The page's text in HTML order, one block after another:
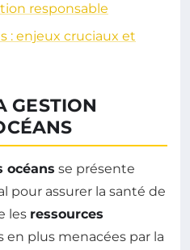
responsable
: enjeux cruciaux et
GESTION
océans se présente
pour assurer la santé de
les ressources
en plus menacées par la